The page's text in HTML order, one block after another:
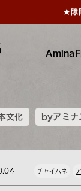
文化 byアミナ
★隙
チャイハネ